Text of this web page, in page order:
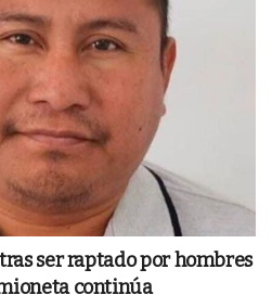
ser raptado por hombres
continúa